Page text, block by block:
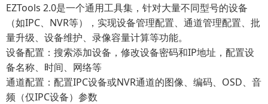
EZTools 2.0是一个通用工具集，针对大量不同型号的设备
（如IPC、NVR等），实现设备管理配置、通道管理配置、批
量升级、设备维护、录像容量计算等功能。
设备配置：搜索添加设备，修改设备密码和IP地址，配置设
备名称、时间、网络等
通道配置：配置IPC设备或NVR通道的图像、编码、OSD、音
频（仅IPC设备）参数